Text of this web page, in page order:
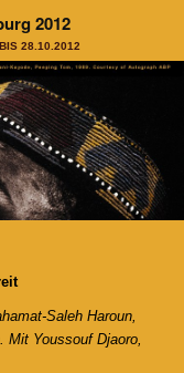
Saleh Haroun,
. Mit Youssouf Djaoro,